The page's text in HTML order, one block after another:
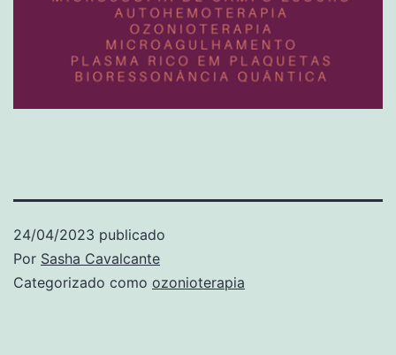
24/04/2023 publicado
Por Sasha Cavalcante
Categorizado como ozonioterapia